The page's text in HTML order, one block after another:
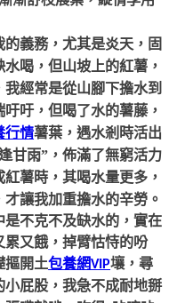
義務，尤其是炎天，固
喝，但山坡上的紅薯，
經常是從山腳下擔水到
吁吁，但喝了水的薯藤，
行情薯葉，遇水剎時活出
甘雨”，佈滿了無窮活力
薯時，其喝水量更多，
才讓我加重擔水的辛勞 。
是不克不及缺水的，實在
又餓，掉臂怙恃的吩
摳開土包養網VIP壤，尋
小屁股，我急不成耐地掰